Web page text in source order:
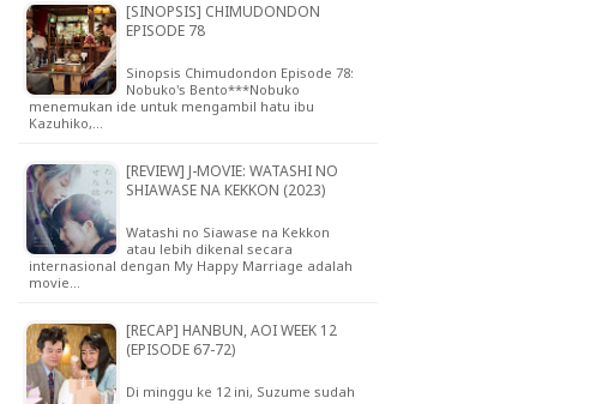
[SINOPSIS] CHIMUDONDON
EPISODE 78
Sinopsis Chimudondon Episode 78:
Nobuko's Bento***Nobuko
menemukan ide untuk mengambil hatu ibu
Kazuhiko,…
[REVIEW] J-MOVIE: WATASHI NO
SHIAWASE NA KEKKON (2023)
Watashi no Siawase na Kekkon
atau lebih dikenal secara
internasional dengan My Happy Marriage adalah
movie…
[RECAP] HANBUN, AOI WEEK 12
(EPISODE 67-72)
Di minggu ke 12 ini, Suzume sudah